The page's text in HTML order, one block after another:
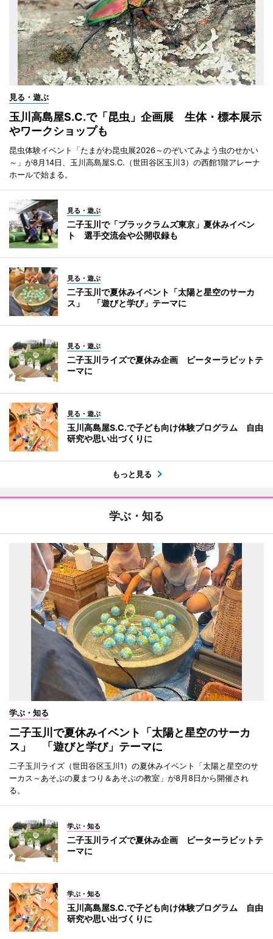
見る・遊ぶ
玉川高島屋S.C.で「昆虫」企画展 生体・標本展示
やワークショップも
昆虫体験イベント「たまがわ昆虫展2026～のぞいてみよう虫のせかい
～」が8月14日、玉川高島屋S.C.（世田谷区玉川3）の西館1階アレーナ
ホールで始まる。
見る・遊ぶ
二子玉川で「ブラックラムズ東京」夏休みイベン
ト 選手交流会や公開収録も
見る・遊ぶ
二子玉川で夏休みイベント「太陽と星空のサーカ
ス」 「遊びと学び」テーマに
見る・遊ぶ
二子玉川ライズで夏休み企画 ピーターラビットテ
ーマに
見る・遊ぶ
玉川高島屋S.C.で子ども向け体験プログラム 自由
研究や思い出づくりに
もっと見る
学ぶ・知る
学ぶ・知る
二子玉川で夏休みイベント「太陽と星空のサーカ
ス」 「遊びと学び」テーマに
二子玉川ライズ（世田谷区玉川1）の夏休みイベント「太陽と星空のサ
ーカス～あそぶの夏まつり＆あそぶの教室」が8月8日から開催され
る。
学ぶ・知る
二子玉川ライズで夏休み企画 ピーターラビットテ
ーマに
学ぶ・知る
玉川高島屋S.C.で子ども向け体験プログラム 自由
研究や思い出づくりに